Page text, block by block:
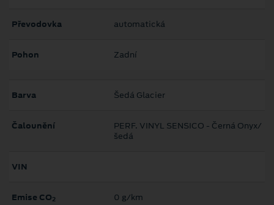
Převodovka automatická
Pohon Zadní
Barva Šedá Glacier
Čalounění
PERF. VINYL SENSICO - Černá Onyx/
šedá
VIN
Emise CO2 0 g/km